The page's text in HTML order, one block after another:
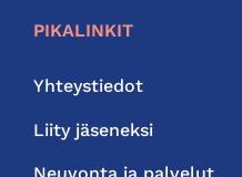
PIKALINKIT
Yhteystiedot
Liity jäseneksi